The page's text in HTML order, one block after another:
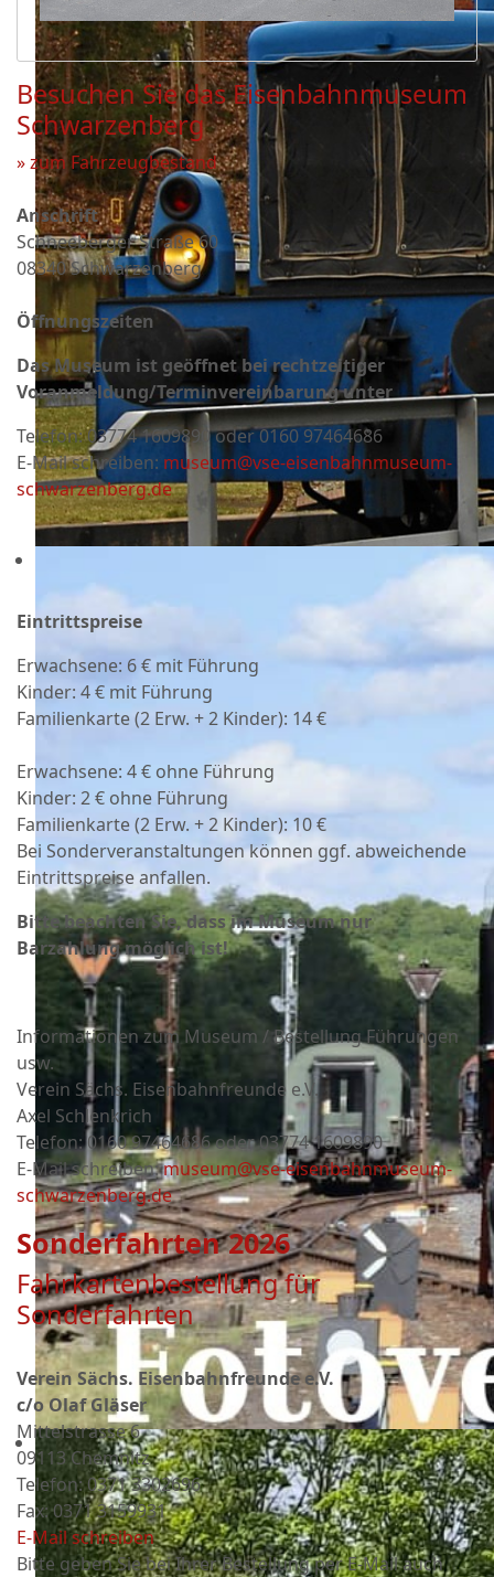
Besuchen Sie das Eisenbahnmuseum
Schwarzenberg
» zum Fahrzeugbestand
Anschrift
Schneeberger Straße 60
08340 Schwarzenberg
Öffnungszeiten
Das Museum ist geöffnet bei rechtzeitiger
Voranmeldung/Terminvereinbarung unter
Telefon:03774 1609890 oder 0160 97464686
E-Mail schreiben: museum@vse-eisenbahnmuseum-
schwarzenberg.de
Eintrittspreise
Erwachsene: 6 € mit Führung
Kinder: 4 € mit Führung
Familienkarte (2 Erw. + 2 Kinder): 14 €
Erwachsene: 4 € ohne Führung
Kinder: 2 € ohne Führung
Familienkarte (2 Erw. + 2 Kinder): 10 €
Bei Sonderveranstaltungen können ggf. abweichende
Eintrittspreise anfallen.
Bitte beachten Sie, dass im Museum nur
Barzahlung möglich ist!
Informationen zum Museum / Bestellung Führungen
usw.
Verein Sächs. Eisenbahnfreunde e.V.
Axel Schlenkrich
Telefon: 0160 97464686 oder03774 1609890
E-Mail schreiben:museum@vse-eisenbahnmuseum-
schwarzenberg.de
Sonderfahrten 2026
Fahrkartenbestellung für
Sonderfahrten
Verein Sächs. Eisenbahnfreunde e.V.
c/o Olaf Gläser
Mittelstrasse 6
09113 Chemnitz
Telefon: 0371 3302696
Fax: 0371 3159931
E-Mail schreiben
Bitte geben Sie bei Ihrer Bestellung per E-Mail auch